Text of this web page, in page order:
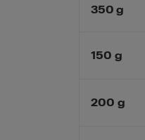
350 g
150 g
200 g